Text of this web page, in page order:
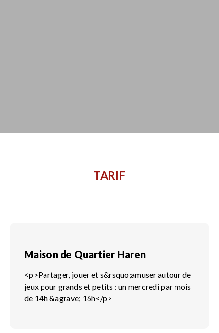
TARIF
Maison de Quartier Haren
<p>Partager, jouer et s&rsquo;amuser autour de
jeux pour grands et petits : un mercredi par mois
de 14h &agrave; 16h</p>